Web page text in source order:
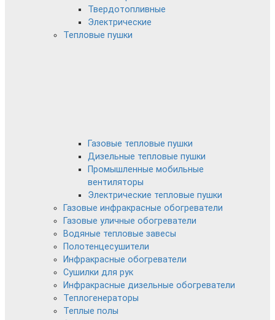
Твердотопливные
Электрические
Тепловые пушки
Газовые тепловые пушки
Дизельные тепловые пушки
Промышленные мобильные
вентиляторы
Электрические тепловые пушки
Газовые инфракрасные обогреватели
Газовые уличные обогреватели
Водяные тепловые завесы
Полотенцесушители
Инфракрасные обогреватели
Сушилки для рук
Инфракрасные дизельные обогреватели
Теплогенераторы
Теплые полы